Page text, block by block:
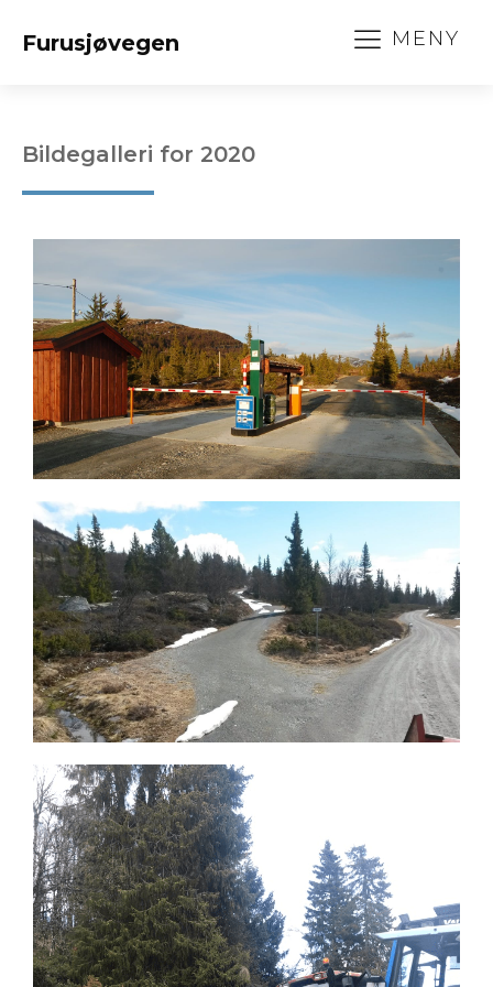
Furusjøvegen MENY
Bildegalleri for 2020